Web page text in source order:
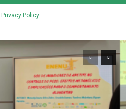
Privacy Policy.